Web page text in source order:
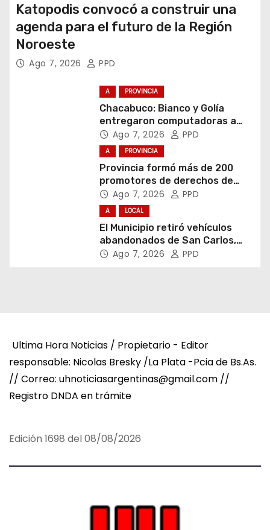
Katopodis convocó a construir una
agenda para el futuro de la Región
Noroeste
Ago 7, 2026 PPD
A PROVINCIA
Chacabuco: Bianco y Golía
entregaron computadoras a
estudiantes
Ago 7, 2026 PPD
A PROVINCIA
Provincia formó más de 200
promotores de derechos de
niñas, niños y adolescentes
Ago 7, 2026 PPD
A LOCAL
El Municipio retiró vehículos
abandonados de San Carlos,
Olmos y el casco urbano
Ago 7, 2026 PPD
Ultima Hora Noticias / Propietario - Editor
responsable: Nicolas Bresky /La Plata -Pcia de Bs.As.
// Correo: uhnoticiasargentinas@gmail.com //
Registro DNDA en trámite
Edición 1698 del 08/08/2026